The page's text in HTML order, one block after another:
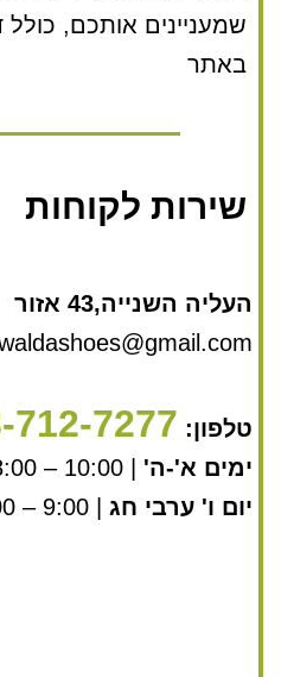
שמעניינים אותכם,
באתר
שירות לקוחות
העליה השנייה,43 אזור
טלפון: 712-7277
ימים א'-ה'
יום ו' ערבי חג